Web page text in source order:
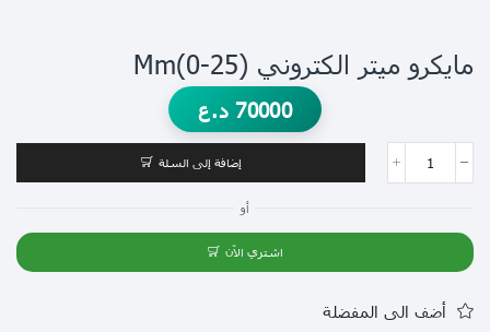
مايكرو ميتر الكتروني Mm(0-25)
70000 د.ع
إضافة إلى السلة
أو
اشتري الآن
أضف الى المفضلة